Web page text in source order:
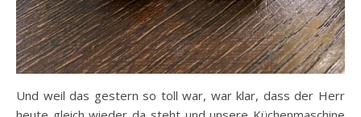
Und weil das gestern so toll war, war klar, dass der Herr